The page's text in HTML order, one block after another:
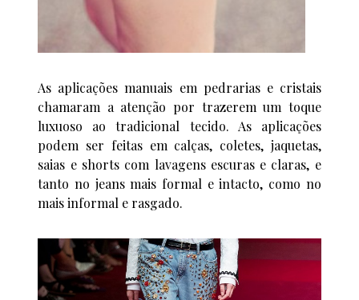
As aplicações manuais em pedrarias e cristais
chamaram a atenção por trazerem um toque
luxuoso ao tradicional tecido. As aplicações
podem ser feitas em calças, coletes, jaquetas,
saias e shorts com lavagens escuras e claras, e
tanto no jeans mais formal e intacto, como no
mais informal e rasgado.